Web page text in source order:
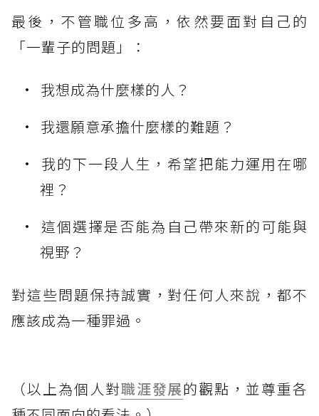
最後，不管職位多高，依然要面對自己的
「一輩子的問題」：
我想成為什麼樣的人？
我還願意承擔什麼樣的難題？
我的下一段人生，希望把能力運用在哪
裡？
這個選擇是否能為自己帶來新的可能與
視野？
對這些問題保持誠實，對任何人來說，都不
應該成為一種罪過。
（以上為個人對職涯發展的觀點，並尊重各